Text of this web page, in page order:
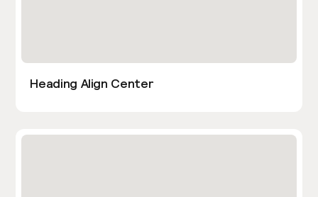
Heading Align Center